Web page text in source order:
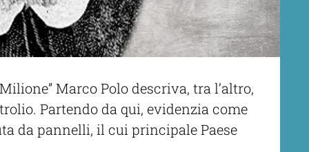
Marco Polo descriva, tra l’altro,
Partendo da qui, evidenzia come
da pannelli, il cui principale Paese